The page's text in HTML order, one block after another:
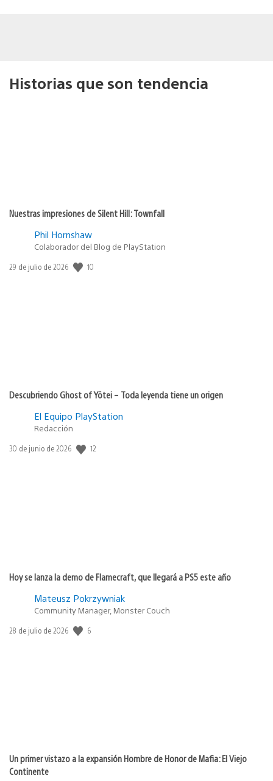
Historias que son tendencia
Nuestras impresiones de Silent Hill: Townfall
Phil Hornshaw
Colaborador del Blog de PlayStation
Fecha
29 de julio de 2026 10
Descubriendo Ghost of Yōtei – Toda leyenda tiene un origen
El Equipo PlayStation
Redacción
Fecha
30 de junio de 2026 12
Hoy se lanza la demo de Flamecraft, que llegará a PS5 este año
Mateusz Pokrzywniak
Community Manager, Monster Couch
Fecha
28 de julio de 2026 6
Un primer vistazo a la expansión Hombre de Honor de Mafia: El Viejo
Continente